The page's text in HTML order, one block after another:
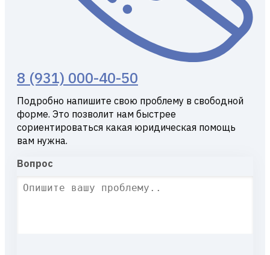
8 (931) 000-40-50
Подробно напишите свою проблему в свободной
форме. Это позволит нам быстрее
сориентироваться какая юридическая помощь
вам нужна.
Вопрос